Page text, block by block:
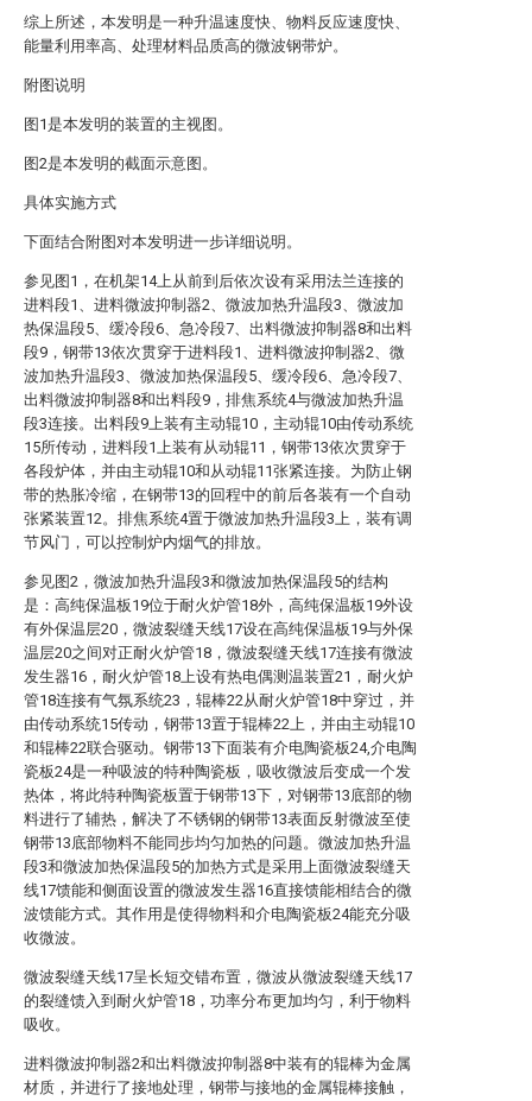
综上所述，本发明是一种升温速度快、物料反应速度快、
能量利用率高、处理材料品质高的微波钢带炉。
附图说明
图1是本发明的装置的主视图。
图2是本发明的截面示意图。
具体实施方式
下面结合附图对本发明进一步详细说明。
参见图1，在机架14上从前到后依次设有采用法兰连接的
进料段1、进料微波抑制器2、微波加热升温段3、微波加
热保温段5、缓冷段6、急冷段7、出料微波抑制器8和出料
段9，钢带13依次贯穿于进料段1、进料微波抑制器2、微
波加热升温段3、微波加热保温段5、缓冷段6、急冷段7、
出料微波抑制器8和出料段9，排焦系统4与微波加热升温
段3连接。出料段9上装有主动辊10，主动辊10由传动系统
15所传动，进料段1上装有从动辊11，钢带13依次贯穿于
各段炉体，并由主动辊10和从动辊11张紧连接。为防止钢
带的热胀冷缩，在钢带13的回程中的前后各装有一个自动
张紧装置12。排焦系统4置于微波加热升温段3上，装有调
节风门，可以控制炉内烟气的排放。
参见图2，微波加热升温段3和微波加热保温段5的结构
是：高纯保温板19位于耐火炉管18外，高纯保温板19外设
有外保温层20，微波裂缝天线17设在高纯保温板19与外保
温层20之间对正耐火炉管18，微波裂缝天线17连接有微波
发生器16，耐火炉管18上设有热电偶测温装置21，耐火炉
管18连接有气氛系统23，辊棒22从耐火炉管18中穿过，并
由传动系统15传动，钢带13置于辊棒22上，并由主动辊10
和辊棒22联合驱动。钢带13下面装有介电陶瓷板24,介电陶
瓷板24是一种吸波的特种陶瓷板，吸收微波后变成一个发
热体，将此特种陶瓷板置于钢带13下，对钢带13底部的物
料进行了辅热，解决了不锈钢的钢带13表面反射微波至使
钢带13底部物料不能同步均匀加热的问题。微波加热升温
段3和微波加热保温段5的加热方式是采用上面微波裂缝天
线17馈能和侧面设置的微波发生器16直接馈能相结合的微
波馈能方式。其作用是使得物料和介电陶瓷板24能充分吸
收微波。
微波裂缝天线17呈长短交错布置，微波从微波裂缝天线17
的裂缝馈入到耐火炉管18，功率分布更加均匀，利于物料
吸收。
进料微波抑制器2和出料微波抑制器8中装有的辊棒为金属
材质，并进行了接地处理，钢带与接地的金属辊棒接触，